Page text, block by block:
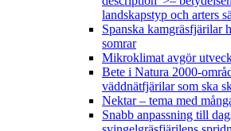
landskapstyp och arters
Spanska kamgräsfjärilar
somrar
Mikroklimat avgör
Bete i Natura 2000-
väddnätfjärilar som ska
Nektar – tema med
Snabb anpassning till